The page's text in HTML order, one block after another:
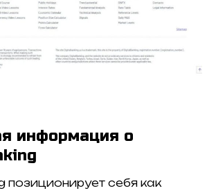
информация о
позиционирует себя как